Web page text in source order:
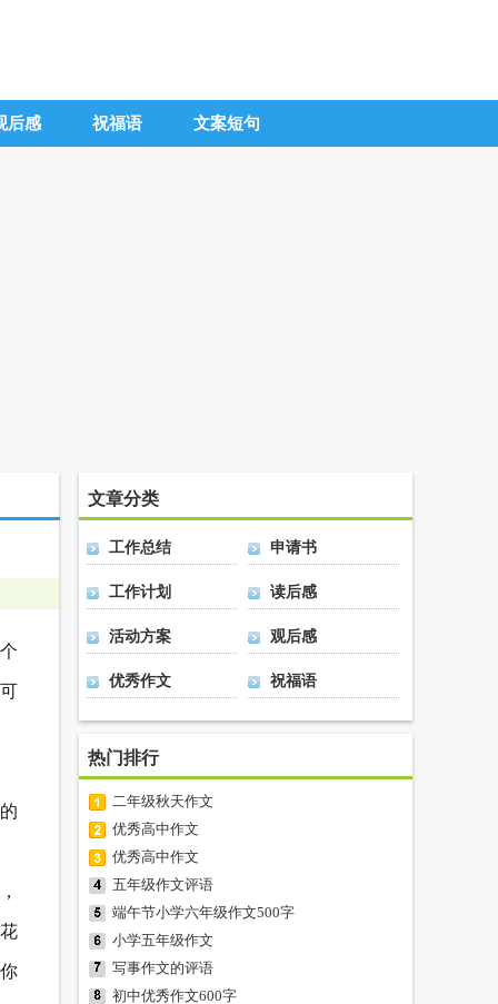
后感 祝福语 文案短句
文章分类
工作总结 申请书
工作计划 读后感
活动方案 观后感
优秀作文 祝福语
热门排行
二年级秋天作文
优秀高中作文
优秀高中作文
五年级作文评语
端午节小学六年级作文500字
小学五年级作文
写事作文的评语
初中优秀作文600字